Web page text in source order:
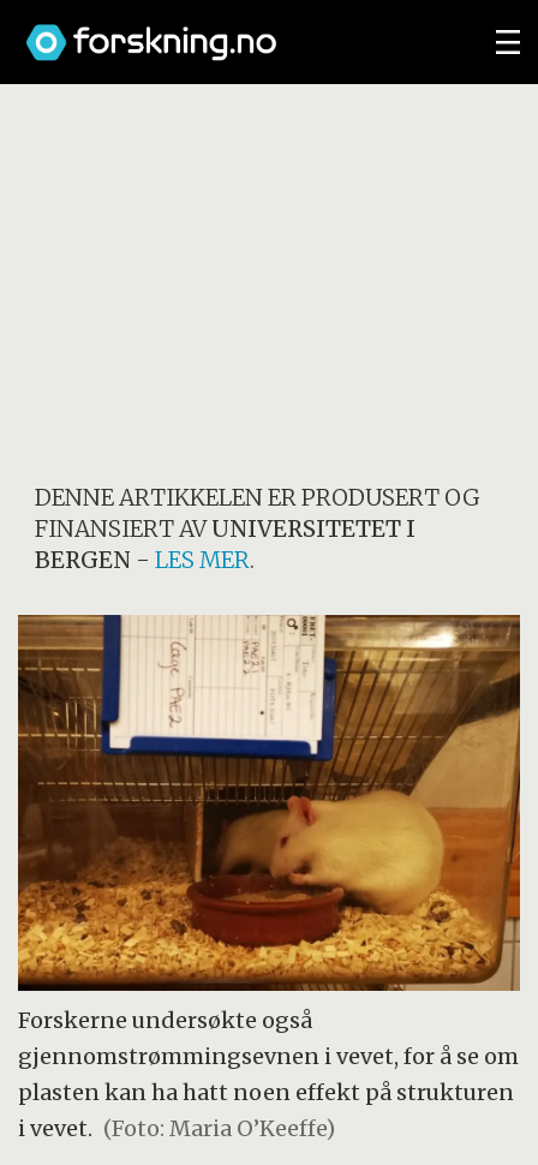
DENNE ARTIKKELEN ER PRODUSERT OG
FINANSIERT AVUNIVERSITETET I
BERGEN -LES MER.
Forskerne undersøkte også
gjennomstrømmingsevnen i vevet, for å se om
plasten kan ha hatt noen effekt på strukturen
i vevet. (Foto: Maria O’Keeffe)